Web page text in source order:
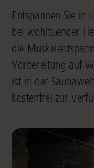
Entspannen Sie in
bei wohltuender
die
Vorbereitung auf
ist in der
kostenfrei zur